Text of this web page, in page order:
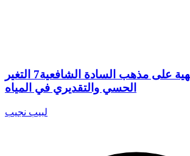
التقاسيم الفقهية على مذهب السادة الشافعية7 التغير
الحسي والتقديري في المياه
لبيب نجيب